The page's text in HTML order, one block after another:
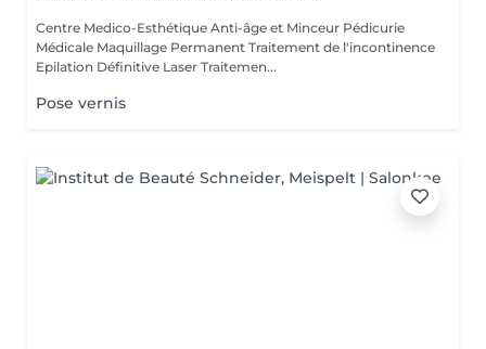
Centre Medico-Esthétique Anti-âge et Minceur Pédicurie
Médicale Maquillage Permanent Traitement de l'incontinence
Epilation Définitive Laser Traitemen...
Pose vernis